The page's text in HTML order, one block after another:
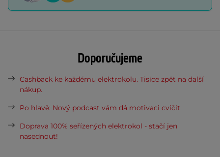
Doporučujeme
Cashback ke každému elektrokolu. Tisíce zpět na další
nákup.
Po hlavě: Nový podcast vám dá motivaci cvičit
Doprava 100% seřízených elektrokol - stačí jen
nasednout!